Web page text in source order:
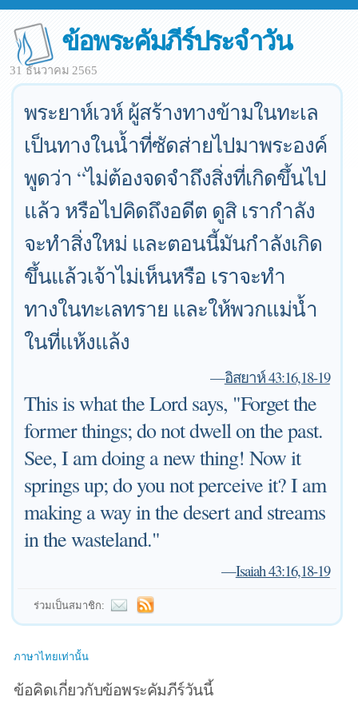
ข้อพระคัมภีร์ประจำวัน
31 ธันวาคม 2565
พระยาห์เวห์ ผู้สร้างทางข้ามในทะเล
เป็นทางในน้ำที่ซัดส่ายไปมาพระองค์
พูดว่า “ไม่ต้องจดจำถึงสิ่งที่เกิดขึ้นไป
แล้ว หรือไปคิดถึงอดีต ดูสิ เรากำลัง
จะทำสิ่งใหม่ และตอนนี้มันกำลังเกิด
ขึ้นแล้วเจ้าไม่เห็นหรือ เราจะทำ
ทางในทะเลทราย และให้พวกแม่น้ำ
ในที่แห้งแล้ง
—อิสยาห์ 43:16,18-19
This is what the Lord says, "Forget the
former things; do not dwell on the past.
See, I am doing a new thing! Now it
springs up; do you not perceive it? I am
making a way in the desert and streams
in the wasteland."
—Isaiah 43:16,18-19
ร่วมเป็นสมาชิก:
ภาษาไทยเท่านั้น
ข้อคิดเกี่ยวกับข้อพระคัมภีร์วันนี้